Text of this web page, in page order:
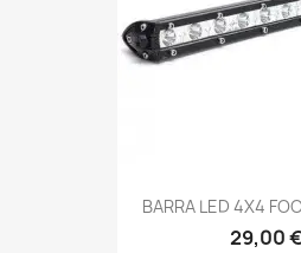
BARRA LED 4X4
29,00 €